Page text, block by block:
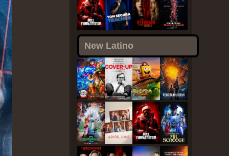
New Latino